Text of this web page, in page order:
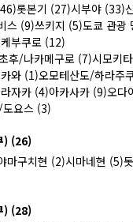
롯본기 (27)시부야 (33)
스 (9)쓰키지 (5)도쿄 관광
부쿠로 (12)
후/나카메구로 (7)시모키
와 (1)오모테산도/하라주
자카 (4)아카사카 (9)오다
요스 (3)
) (26)
마구치현 (2)시마네현 (5)
) (28)